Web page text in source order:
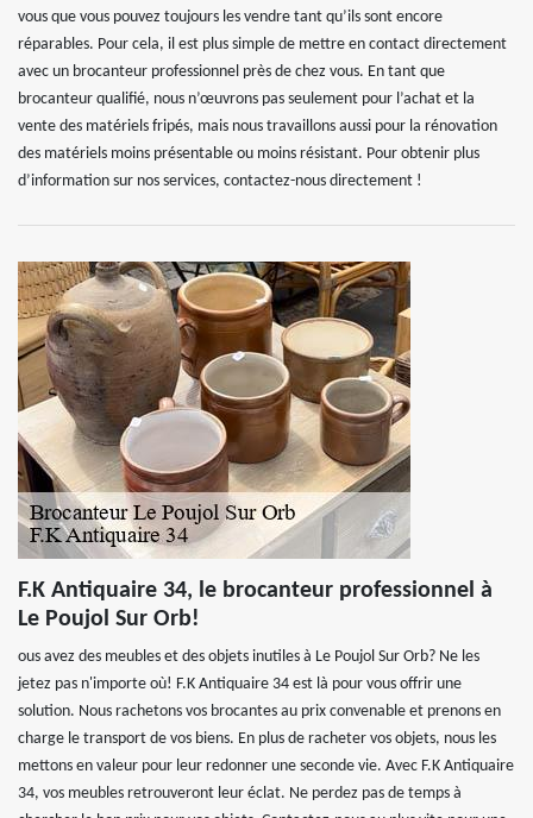
vous que vous pouvez toujours les vendre tant qu’ils sont encore
réparables. Pour cela, il est plus simple de mettre en contact directement
avec un brocanteur professionnel près de chez vous. En tant que
brocanteur qualifié, nous n’œuvrons pas seulement pour l’achat et la
vente des matériels fripés, mais nous travaillons aussi pour la rénovation
des matériels moins présentable ou moins résistant. Pour obtenir plus
d’information sur nos services, contactez-nous directement !
F.K Antiquaire 34, le brocanteur professionnel à
Le Poujol Sur Orb!
ous avez des meubles et des objets inutiles à Le Poujol Sur Orb? Ne les
jetez pas n'importe où! F.K Antiquaire 34 est là pour vous offrir une
solution. Nous rachetons vos brocantes au prix convenable et prenons en
charge le transport de vos biens. En plus de racheter vos objets, nous les
mettons en valeur pour leur redonner une seconde vie. Avec F.K Antiquaire
34, vos meubles retrouveront leur éclat. Ne perdez pas de temps à